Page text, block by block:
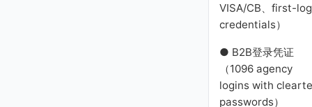
VISA/CB、first-
credentials）
● B2B登录凭证
（1096 agency
logins with
passwords）